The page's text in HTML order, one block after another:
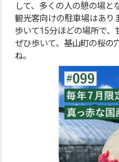
して、多くの人の憩の場と
観光客向けの駐車場はあり
歩いて15分ほどの場所で、
ぜひ歩いて、基山町の桜の
ね。